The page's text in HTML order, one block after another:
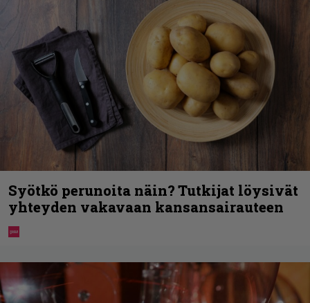
Syötkö perunoita näin? Tutkijat löysivät
yhteyden vakavaan kansansairauteen